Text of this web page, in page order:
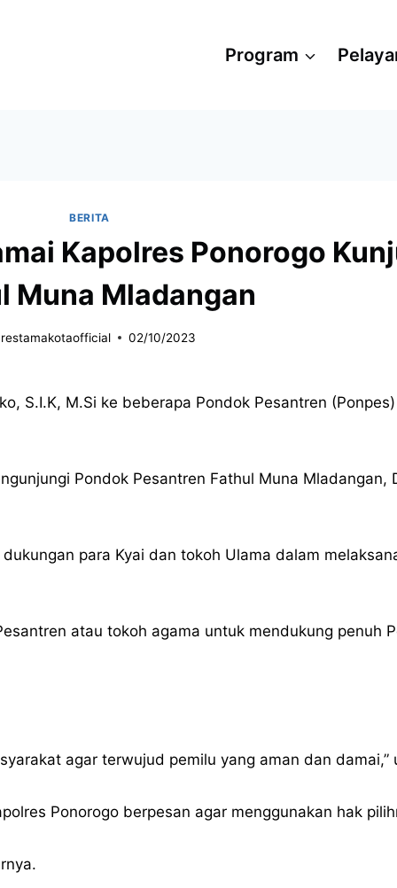
Program
BERITA
Kapolres Ponorogo
Muna Mladangan
restamakotaofficial 02/10/2023
S.I.K, M.Si ke beberapa Pondok Pesantren
Pondok Pesantren Fathul Muna Mladangan,
para Kyai dan tokoh Ulama dalam
atau tokoh agama untuk mendukung penuh
agar terwujud pemilu yang aman dan damai,”
Ponorogo berpesan agar menggunakan hak